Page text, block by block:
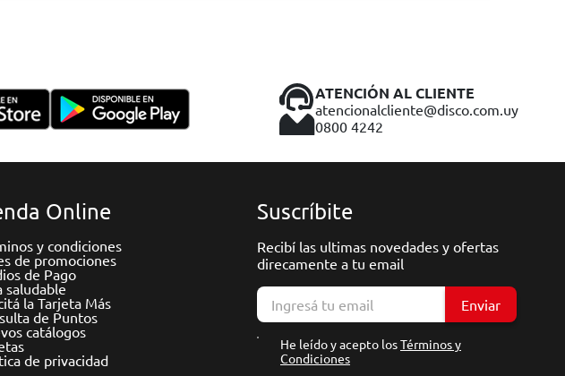
ATENCIÓN AL CLIENTE
atencionalcliente@disco.com.uy
0800 4242
Online
y condiciones
de promociones
de Pago
saludable
la Tarjeta Más
de Puntos
catálogos
de privacidad
Suscríbite
Recibí las ultimas novedades y ofertas
direcamente a tu email
Enviar
He leído y acepto losTérminos y
Condiciones